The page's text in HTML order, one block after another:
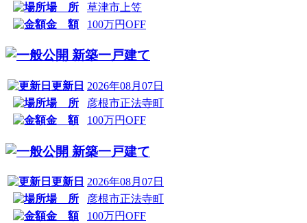
場 所
草津市上笠
金 額
100万円OFF
新築一戸建て
更新日 2026年08月07日
場 所
彦根市正法寺町
金 額
100万円OFF
新築一戸建て
更新日 2026年08月07日
場 所
彦根市正法寺町
金 額
100万円OFF